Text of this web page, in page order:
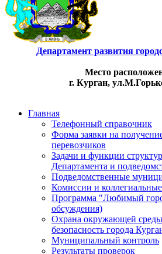
Департамент развития
Место
г. Курган,
Главная
Телефонный справочник
Форма заявки на
перевозчиков
Задачи и функции
Департамента и
Подведомственные
Комиссии и
Программа "Любимый
обсуждения)
Охрана окружающей среды
безопасность города
Муниципальный контроль
Результаты проверок